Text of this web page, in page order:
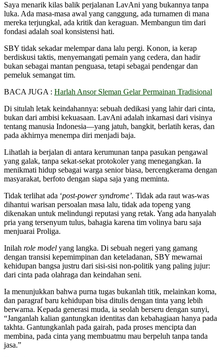
Saya menarik kilas balik perjalanan LavAni yang bukannya tanpa
luka. Ada masa-masa awal yang canggung, ada turnamen di mana
mereka terjungkal, ada kritik dan keraguan. Membangun tim dari
fondasi adalah soal konsistensi hati.
SBY tidak sekadar melempar dana lalu pergi. Konon, ia kerap
berdiskusi taktis, menyemangati pemain yang cedera, dan hadir
bukan sebagai mantan penguasa, tetapi sebagai pendengar dan
pemeluk semangat tim.
BACA JUGA : Harlah Ansor Sleman Gelar Permainan Tradisional
Di situlah letak keindahannya: sebuah dedikasi yang lahir dari cinta,
bukan dari ambisi kekuasaan. LavAni adalah inkarnasi dari visinya
tentang manusia Indonesia—yang jatuh, bangkit, berlatih keras, dan
pada akhirnya menempa diri menjadi baja.
Lihatlah ia berjalan di antara kerumunan tanpa pasukan pengawal
yang galak, tanpa sekat-sekat protokoler yang menegangkan. Ia
menikmati hidup sebagai warga senior biasa, bercengkerama dengan
masyarakat, berfoto dengan siapa saja yang meminta.
Tidak terlihat ada ‘post-power syndrome’. Tidak ada raut was-was
dihantui warisan persoalan masa lalu, tidak ada topeng yang
dikenakan untuk melindungi reputasi yang retak. Yang ada hanyalah
pria yang tersenyum tulus, bahagia karena tim volinya baru saja
menjuarai Proliga.
Inilah role model yang langka. Di sebuah negeri yang gamang
dengan transisi kepemimpinan dan keteladanan, SBY mewarnai
kehidupan bangsa justru dari sisi-sisi non-politik yang paling jujur:
dari cinta pada olahraga dan keindahan seni.
Ia menunjukkan bahwa purna tugas bukanlah titik, melainkan koma,
dan paragraf baru kehidupan bisa ditulis dengan tinta yang lebih
berwarna. Kepada generasi muda, ia seolah berseru dengan sunyi,
“Janganlah kalian gantungkan identitas dan kebahagiaan hanya pada
takhta. Gantungkanlah pada gairah, pada proses mencipta dan
membina, pada cinta yang membuatmu mau berpeluh tanpa tanda
jasa.”